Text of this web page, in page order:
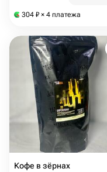
304 ₽ × 4 платежа
Кофе в зёрнах